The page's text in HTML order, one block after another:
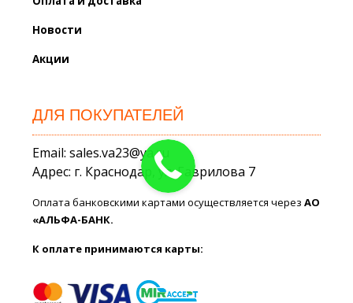
Новости
Акции
ДЛЯ ПОКУПАТЕЛЕЙ
Email: sales.va23@ya.ru
Адрес: г. Краснодар, ул. Гаврилова 7
Оплата банковскими картами осуществляется черезАО
«АЛЬФА-БАНК.
К оплате принимаются карты: